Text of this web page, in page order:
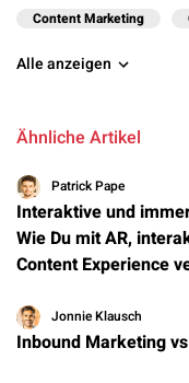
Content Marketing
Alle anzeigen
Ähnliche Artikel
Patrick Pape
Interaktive und
Wie Du mit AR,
Content Experience
Jonnie Klausch
Inbound Marketing